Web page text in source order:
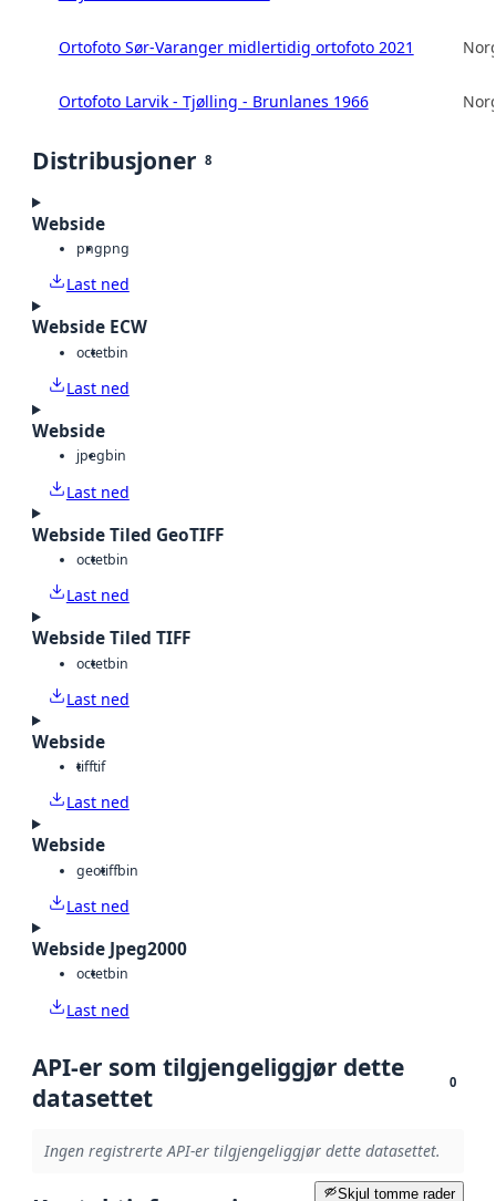
Ortofoto Sør-Varanger midlertidig ortofoto 2021
Ortofoto Larvik - Tjølling - Brunlanes 1966
Distribusjoner 8
Webside
pngpng
Last ned
Webside ECW
octetbin
Last ned
Webside
jpegbin
Last ned
Webside Tiled GeoTIFF
octetbin
Last ned
Webside Tiled TIFF
octetbin
Last ned
Webside
tifftif
Last ned
Webside
geotiffbin
Last ned
Webside Jpeg2000
octetbin
Last ned
API-er som tilgjengeliggjør dette
datasettet
0
Ingen registrerte API-er tilgjengeliggjør dette datasettet.
Skjul tomme rader